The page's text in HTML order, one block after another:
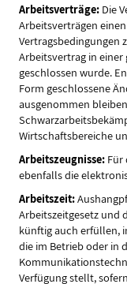
Arbeitsverträge: Die
Arbeitsverträgen
Vertragsbedingungen
Arbeitsvertrag in
geschlossen wurde.
Form geschlossene
ausgenommen
Wirtschaftsbereiche
Arbeitszeugnisse: Für
ebenfalls die
Arbeitszeit:
Arbeitszeitgesetz und
künftig auch erfüllen,
die im Betrieb oder in
Verfügung stellt,